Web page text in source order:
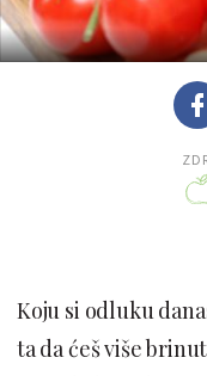
Koju si odluku
ta da ćeš više